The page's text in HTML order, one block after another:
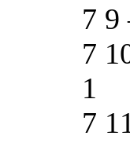
7 9
7
1
7